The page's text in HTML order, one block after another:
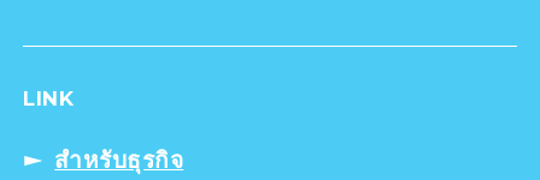
LINK
สำหรับธุรกิจ